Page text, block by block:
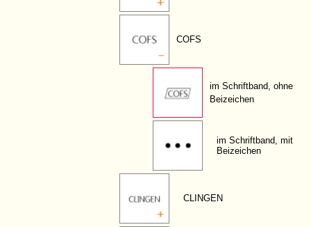
COFS
im Schriftband, ohne
Beizeichen
im Schriftband, mit
Beizeichen
CLINGEN